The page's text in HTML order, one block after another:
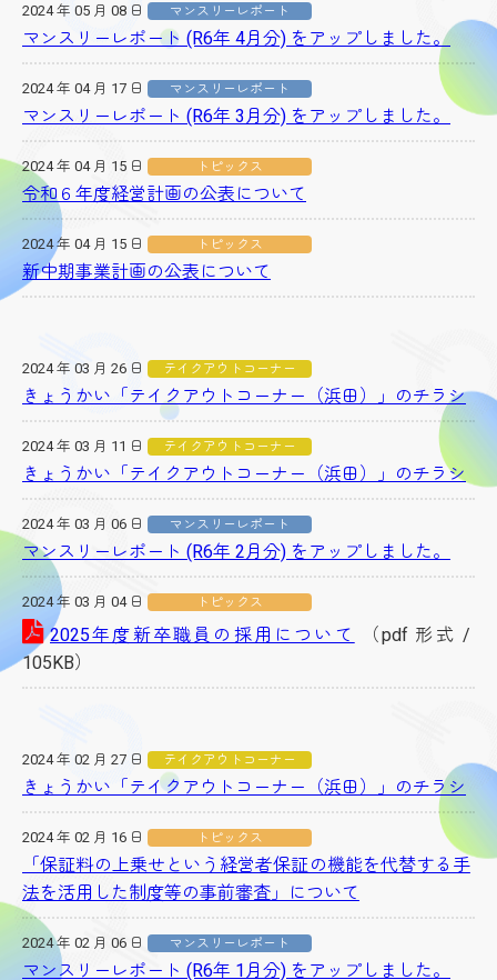
2024 年 05 月 08 日 マンスリーレポート
マンスリーレポート (R6年 4月分) をアップしました。
2024 年 04 月 17 日 マンスリーレポート
マンスリーレポート (R6年 3月分) をアップしました。
2024 年 04 月 15 日 トピックス
令和６年度経営計画の公表について
2024 年 04 月 15 日 トピックス
新中期事業計画の公表について
2024 年 03 月 26 日 テイクアウトコーナー
きょうかい「テイクアウトコーナー（浜田）」のチラシ
2024 年 03 月 11 日 テイクアウトコーナー
きょうかい「テイクアウトコーナー（浜田）」のチラシ
2024 年 03 月 06 日 マンスリーレポート
マンスリーレポート (R6年 2月分) をアップしました。
2024 年 03 月 04 日 トピックス
2025年度新卒職員の採用について（pdf 形式 /
105KB）
2024 年 02 月 27 日 テイクアウトコーナー
きょうかい「テイクアウトコーナー（浜田）」のチラシ
2024 年 02 月 16 日 トピックス
「保証料の上乗せという経営者保証の機能を代替する手
法を活用した制度等の事前審査」について
2024 年 02 月 06 日 マンスリーレポート
マンスリーレポート (R6年 1月分) をアップしました。